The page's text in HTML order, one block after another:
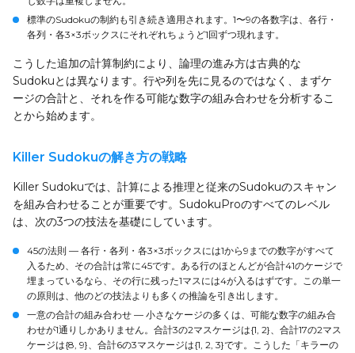
標準のSudokuの制約も引き続き適用されます。1〜9の各数字は、各行・
各列・各3×3ボックスにそれぞれちょうど1回ずつ現れます。
こうした追加の計算制約により、論理の進み方は古典的な
Sudokuとは異なります。行や列を先に見るのではなく、まずケ
ージの合計と、それを作る可能な数字の組み合わせを分析するこ
とから始めます。
Killer Sudokuの解き方の戦略
Killer Sudokuでは、計算による推理と従来のSudokuのスキャン
を組み合わせることが重要です。SudokuProのすべてのレベル
は、次の3つの技法を基礎にしています。
45の法則 — 各行・各列・各3×3ボックスには1から9までの数字がすべて
入るため、その合計は常に45です。ある行のほとんどが合計41のケージで
埋まっているなら、その行に残った1マスには4が入るはずです。この単一
の原則は、他のどの技法よりも多くの推論を引き出します。
一意の合計の組み合わせ — 小さなケージの多くは、可能な数字の組み合
わせが1通りしかありません。合計3の2マスケージは{1, 2}、合計17の2マス
ケージは{8, 9}、合計6の3マスケージは{1, 2, 3}です。こうした「キラーの